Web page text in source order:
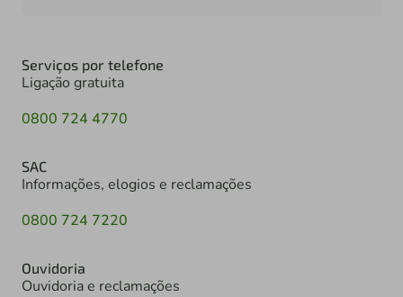
Serviços por telefone
Ligação gratuita
0800 724 4770
SAC
Informações, elogios e reclamações
0800 724 7220
Ouvidoria
Ouvidoria e reclamações